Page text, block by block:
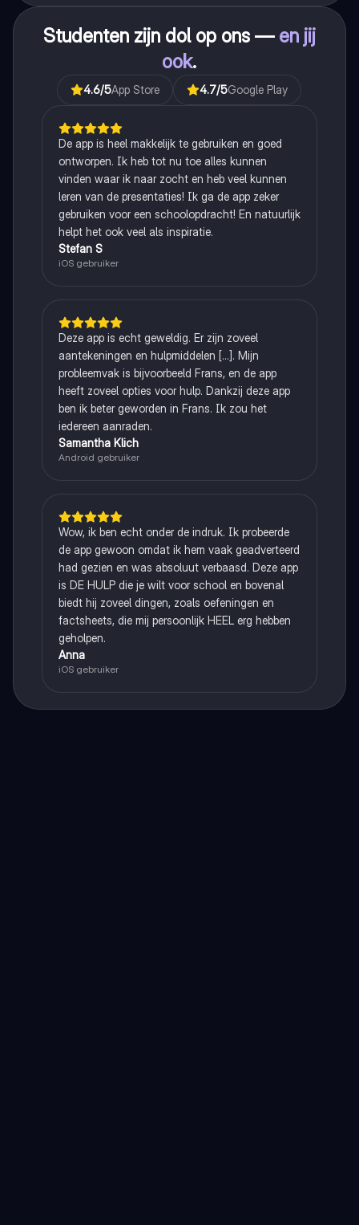
Studenten zijn dol op ons — en jij
ook.
4.6/5App Store 4.7/5Google Play
De app is heel makkelijk te gebruiken en goed
ontworpen. Ik heb tot nu toe alles kunnen
vinden waar ik naar zocht en heb veel kunnen
leren van de presentaties! Ik ga de app zeker
gebruiken voor een schoolopdracht! En natuurlijk
helpt het ook veel als inspiratie.
Stefan S
iOS gebruiker
Deze app is echt geweldig. Er zijn zoveel
aantekeningen en hulpmiddelen [...]. Mijn
probleemvak is bijvoorbeeld Frans, en de app
heeft zoveel opties voor hulp. Dankzij deze app
ben ik beter geworden in Frans. Ik zou het
iedereen aanraden.
Samantha Klich
Android gebruiker
Wow, ik ben echt onder de indruk. Ik probeerde
de app gewoon omdat ik hem vaak geadverteerd
had gezien en was absoluut verbaasd. Deze app
is DE HULP die je wilt voor school en bovenal
biedt hij zoveel dingen, zoals oefeningen en
factsheets, die mij persoonlijk HEEL erg hebben
geholpen.
Anna
iOS gebruiker